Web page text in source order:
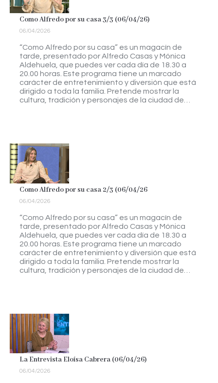
Como Alfredo por su casa 3/3 (06/04/26)
06/04/2026
“Como Alfredo por su casa” es un magacín de
tarde, presentado por Alfredo Casas y Mónica
Aldehuela, que puedes ver cada día de 18.30 a
20.00 horas. Este programa tiene un marcado
carácter de entretenimiento y diversión que está
dirigido a toda la familia. Pretende mostrar la
cultura, tradición y personajes de la ciudad de…
Como Alfredo por su casa 2/3 (06/04/26
06/04/2026
“Como Alfredo por su casa” es un magacín de
tarde, presentado por Alfredo Casas y Mónica
Aldehuela, que puedes ver cada día de 18.30 a
20.00 horas. Este programa tiene un marcado
carácter de entretenimiento y diversión que está
dirigido a toda la familia. Pretende mostrar la
cultura, tradición y personajes de la ciudad de…
La Entrevista Eloísa Cabrera (06/04/26)
06/04/2026